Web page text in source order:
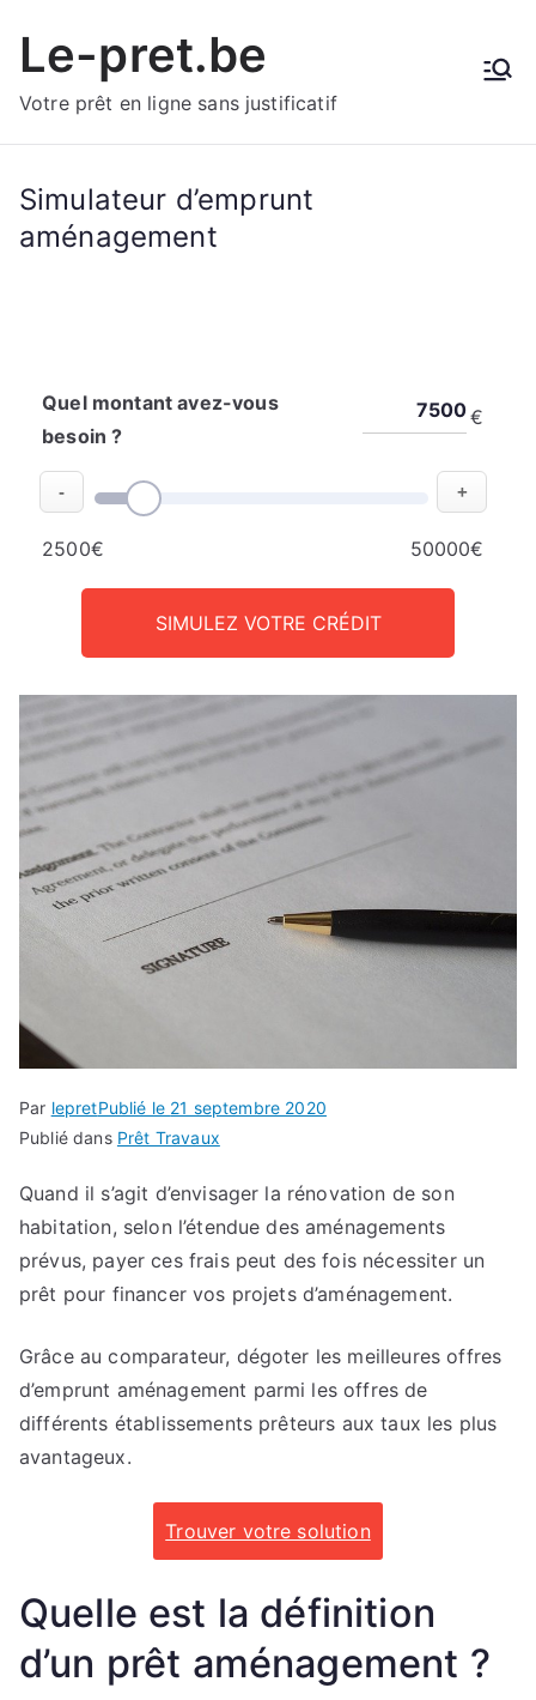
Le-pret.be
Votre prêt en ligne sans justificatif
Simulateur d’emprunt
aménagement
Quel montant avez-vous
besoin ?
€
- +
2500€ 50000€
SIMULEZ VOTRE CRÉDIT
Par lepretPublié le 21 septembre 2020
Publié dans Prêt Travaux
Quand il s’agit d’envisager la rénovation de son
habitation, selon l’étendue des aménagements
prévus, payer ces frais peut des fois nécessiter un
prêt pour financer vos projets d’aménagement.
Grâce au comparateur, dégoter les meilleures offres
d’emprunt aménagement parmi les offres de
différents établissements prêteurs aux taux les plus
avantageux.
Trouver votre solution
Quelle est la définition
d’un prêt aménagement ?